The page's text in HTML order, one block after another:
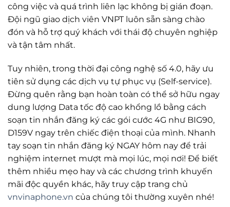
công việc và quá trình liên lạc không bị gián đoạn.
Đội ngũ giao dịch viên VNPT luôn sẵn sàng chào
đón và hỗ trợ quý khách với thái độ chuyên nghiệp
và tận tâm nhất.
Tuy nhiên, trong thời đại công nghệ số 4.0, hãy ưu
tiên sử dụng các dịch vụ tự phục vụ (Self-service).
Đừng quên rằng bạn hoàn toàn có thể sở hữu ngay
dung lượng Data tốc độ cao khổng lồ bằng cách
soạn tin nhắn đăng ký các gói cước 4G như BIG90,
D159V ngay trên chiếc điện thoại của mình. Nhanh
tay soạn tin nhắn đăng ký NGAY hôm nay để trải
nghiệm internet mượt mà mọi lúc, mọi nơi! Để biết
thêm nhiều mẹo hay và các chương trình khuyến
mãi độc quyền khác, hãy truy cập trang chủ
vnvinaphone.vn của chúng tôi thường xuyên nhé!